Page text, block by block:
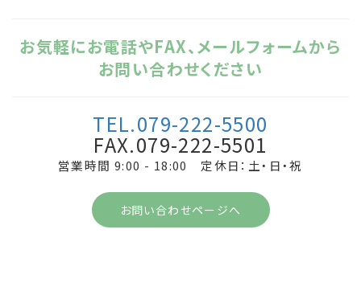
お気軽にお電話やFAX、メールフォームから
お問い合わせください
TEL.079-222-5500
FAX.079-222-5501
営業時間 9:00 - 18:00 定休日：土・日・祝
お問い合わせページへ